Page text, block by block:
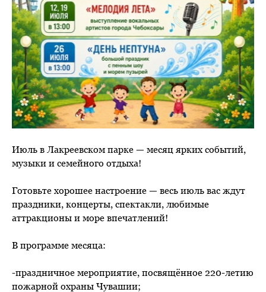
Июль в Лакреевском парке — месяц ярких событий,
музыки и семейного отдыха!
Готовьте хорошее настроение — весь июль вас ждут
праздники, концерты, спектакли, любимые
аттракционы и море впечатлений!
В программе месяца:
-праздничное мероприятие, посвящённое 220-летию
пожарной охраны Чувашии;